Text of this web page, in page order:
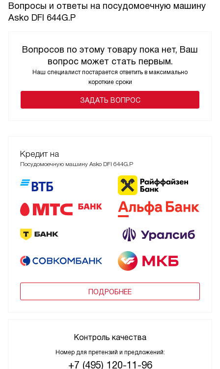
Вопросы и ответы на посудомоечную машину
Asko DFI 644G.P
Вопросов по этому товару пока нет, Ваш
вопрос может стать первым.
Наш специалист постарается ответить в максимально
короткие сроки
ЗАДАТЬ ВОПРОС
Кредит на
Посудомоечную машину Asko DFI 644G.P
ПОДРОБНЕЕ
Контроль качества
Номер для претензий и предложений:
+7 (495) 120-11-96